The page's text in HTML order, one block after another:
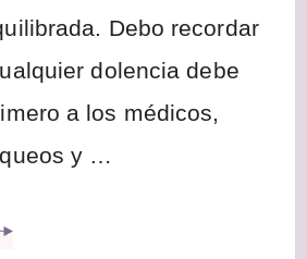
Debo recordar
dolencia debe
a los médicos,
y …